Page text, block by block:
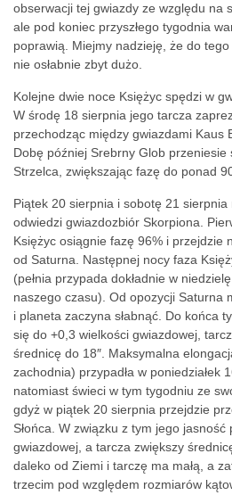
obserwacji tej gwiazdy ze względu na
ale pod koniec przyszłego tygodnia
poprawią. Miejmy nadzieję, że do
nie osłabnie zbyt dużo.
Kolejne dwie noce Księżyc spędzi w
W środę 18 sierpnia jego tarcza
przechodząc między gwiazdami Kaus
Dobę później Srebrny Glob przeniesie
Strzelca, zwiększając fazę do ponad
Piątek 20 sierpnia i sobotę 21
odwiedzi gwiazdozbiór Skorpiona.
Księżyc osiągnie fazę 96% i przejdzie
od Saturna. Następnej nocy faza
(pełnia przypada dokładnie w
naszego czasu). Od opozycji Saturna
i planeta zaczyna słabnąć. Do końca
się do +0,3 wielkości gwiazdowej,
średnicę do 18″. Maksymalna
zachodnia) przypadła w poniedziałek
natomiast świeci w tym tygodniu ze
gdyż w piątek 20 sierpnia przejdzie
Słońca. W związku z tym jego
gwiazdowej, a tarcza zwiększy
daleko od Ziemi i tarczę ma małą, a
trzecim pod względem rozmiarów